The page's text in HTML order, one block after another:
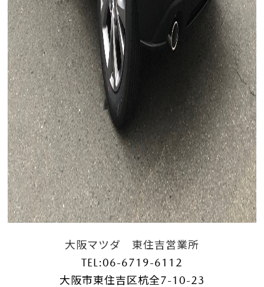
大阪マツダ 東住吉営業所
TEL:06-6719-6112
大阪市東住吉区杭全7-10-23